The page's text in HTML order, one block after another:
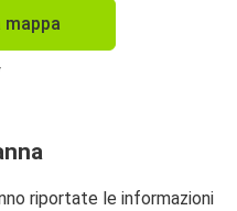
mappa
riportate le informazioni